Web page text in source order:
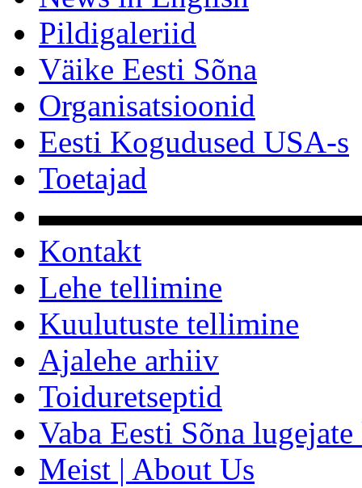
Pildigaleriid
Väike Eesti Sõna
Organisatsioonid
Eesti Kogudused USA-s
Toetajad
Kontakt
Lehe tellimine
Kuulutuste tellimine
Ajalehe arhiiv
Toiduretseptid
Vaba Eesti Sõna
Meist | About Us